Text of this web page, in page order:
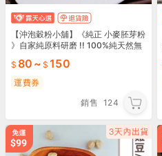
【沖泡穀粉小舖】《純正 小麥胚芽粉
》自家純原料研磨 !! 100%純天然無
麥胚芽細片
80 ~ 150
運費券
銷售 124